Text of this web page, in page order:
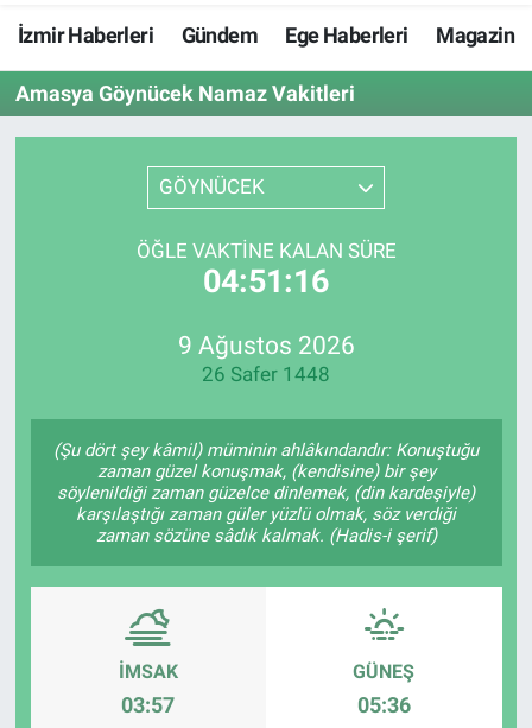
İzmir Haberleri Gündem Ege Haberleri Magazin
Amasya Göynücek Namaz Vakitleri
GÖYNÜCEK
ÖĞLE VAKTINE KALAN SÜRE
04:51:15
9 Ağustos 2026
26 Safer 1448
(Şu dört şey kâmil) müminin ahlâkındandır: Konuştuğu
zaman güzel konuşmak, (kendisine) bir şey
söylenildiği zaman güzelce dinlemek, (din kardeşiyle)
karşılaştığı zaman güler yüzlü olmak, söz verdiği
zaman sözüne sâdık kalmak. (Hadis-i şerif)
İMSAK
03:57
GÜNEŞ
05:36
Resmi İlanlar
Resmi Reklam